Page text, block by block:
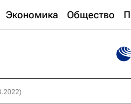
Экономика Общество